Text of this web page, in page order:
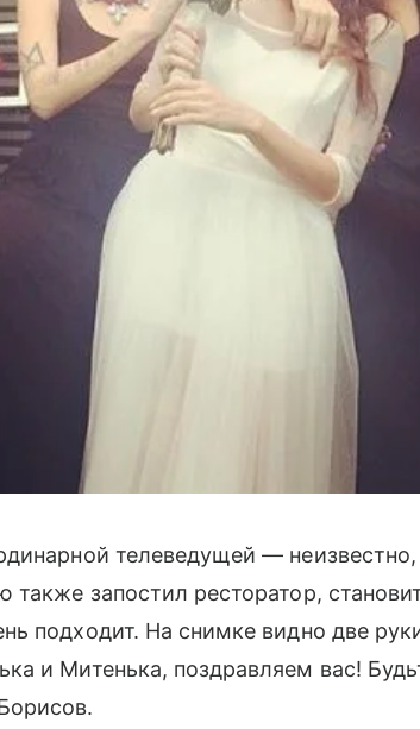
телеведущей —
также запостил ресторатор,
подходит. На снимке видно две
и Митенька, поздравляем вас!